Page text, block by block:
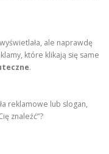
ale naprawdę
które klikają się same
.
reklamowe lub slogan,
znaleźć”?